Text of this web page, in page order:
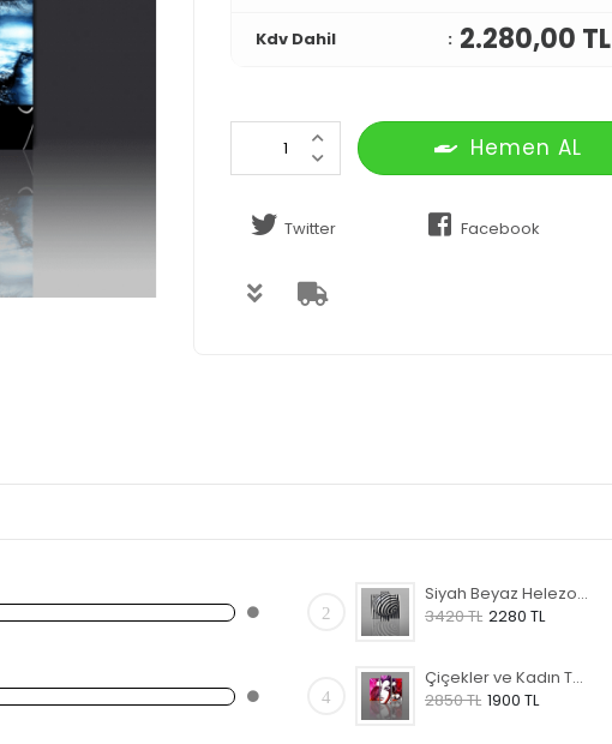
Kdv Dahil 2.280,00 TL
Hemen AL
Twitter Facebook
2
Siyah Beyaz Helezon 2 Temalı Kanvas Tablo
3420 TL 2280 TL
4
Çiçekler ve Kadın Temalı Kanvas Tablo
2850 TL 1900 TL